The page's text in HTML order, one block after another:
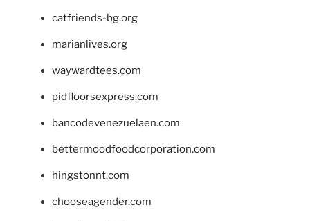
catfriends-bg.org
marianlives.org
waywardtees.com
pidfloorsexpress.com
bancodevenezuelaen.com
bettermoodfoodcorporation.com
hingstonnt.com
chooseagender.com